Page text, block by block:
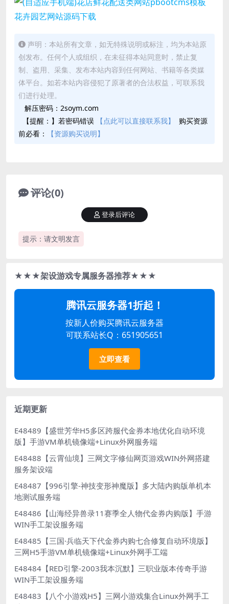
声明：本站所有文章，如无特殊说明或标注，均为本站原
创发布。任何个人或组织，在未征得本站同意时，禁止复
制、盗用、采集、发布本站内容到任何网站、书籍等各类媒
体平台。如若本站内容侵犯了原著者的合法权益，可联系我
们进行处理。
解压密码：2soym.com
【提醒：】若密码错误
【点此可以直接联系我】
购买资源
前必看：
【资源购买说明】
评论(0)
提示：请文明发言
登录后评论
★★★架设游戏专属服务器推荐★★★
腾讯云服务器1折起！
按新人价购买腾讯云服务器
可联系站长Q：651905651
立即查看
近期更新
E48489【盛世芳华H5多区跨服代金券本地优化自动环境
版】手游VM单机镜像端+Linux外网服务端
E48488【云霄仙境】三网文字修仙网页游戏WIN外网搭建
服务架设端
E48487【996引擎-神技变形神魔版】多大陆内购版单机本
地测试服务端
E48486【山海经异兽录11赛季全人物代金券内购版】手游
WIN手工架设服务端
E48485【三国·兵临天下代金券内购七合修复自动环境版】
三网H5手游VM单机镜像端+Linux外网手工端
E48484【RED引擎-2003我本沉默】三职业版本传奇手游
WIN手工架设服务端
E48483【八个小游戏H5】三网小游戏集合Linux外网手工